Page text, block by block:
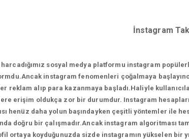
İnstagram
sosyal medya platformu instagram
instagram fenomenleri çoğalmaya
reklam alıp para kazanmaya başladı.Haliyle
erişim oldukça zor bir durumdur. Instagram
henüz daha yolun başındayken çeşitli yöntemler ile
doğru bir çalışmadır.Ancak instagram algoritması
ortaya koyduğunuzda sizde instagramın yükselen bir